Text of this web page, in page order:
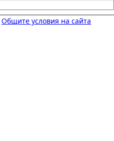
Общите условия на сайта